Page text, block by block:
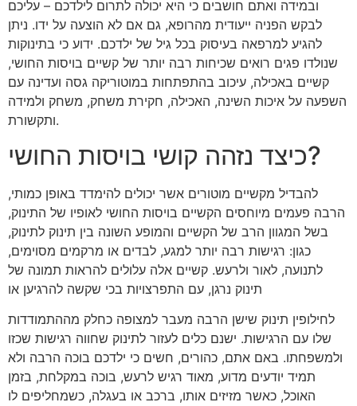
ובמידה ואתם חושבים כי היא יכולה לתרום לילדכם – עליכם
לבקש הפניה ייעודית מהרופא, גם אם לא הוצעה על ידו. ניתן
להגיע למרפאה בעיסוק בכל גיל של ילדכם. ידוע כי בתינוקות
שנולדו פגים רואים שכיחות רבה יותר של קשיים בויסות החושי,
קשיים באכילה, עיכוב בהתפתחות במוטוריקה גסה ועדינה עם
השפעה על איכות השינה, האכילה, חקירת משחק, משחק ולמידה
ותקשורת.
כיצד נזהה קושי בויסות החושי?
להבדיל מקשיים מוטורים אשר יכולים להימדד באופן כמותי,
הרבה פעמים מיוחסים הקשיים בויסות החושי לאופיו של התינוק,
בשל המגוון הרב של הקשיים והמופע השונה בין תינוק לתינוק,
כגון: רגישות רבה יותר למגע, לבדים או מרקמים מסוימים,
לתנועה, לאור ולרעש. קשיים אלה עלולים להראות תמונה של
תינוק נרגן, עם התפרצויות בכי שקשה להרגיען או
לחילופין תינוק שישן הרבה מעבר למצופה כחלק מההתמודדות
שלו עם הרגישות. ישנם כלים לעזור לתינוק שחווה רגישות שכזו
ולמשפחתו. באם אתם, כהורים, חשים כי ילדכם בוכה הרבה ולא
תמיד יודעים מדוע, מאוד רגיש לרעש, בוכה במקלחת, בזמן
האוכל, כאשר מזיזים אותו, ברכב או בעגלה, כשמחליפים לו